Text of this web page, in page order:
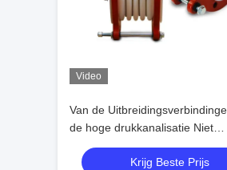
Video
Van de
de hoge drukkanalisatie Niet
absorberend het Weerbewijs
OlieindustrieKrijg Beste Prijs